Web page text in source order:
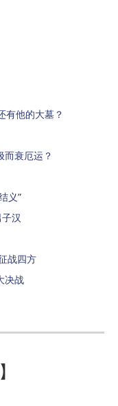
有他的大墓？
而衰厄运？
义”
汉
战四方
决战